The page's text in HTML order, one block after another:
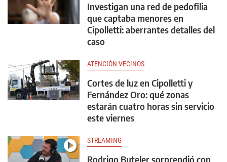
Investigan una red de pedofilia
que captaba menores en
Cipolletti: aberrantes detalles del
caso
ATENCIÓN VECINOS
Cortes de luz en Cipolletti y
Fernández Oro: qué zonas
estarán cuatro horas sin servicio
este viernes
STREAMING
Rodrigo Buteler sorprendió con